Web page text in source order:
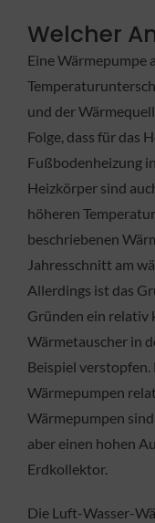
Welcher
Eine Wärmepumpe
und der
Folge, dass für das
Fußbodenheizung
Heizkörper sind
höheren
beschriebenen
Jahresschnitt am
Allerdings ist das
Gründen ein relativ
Wärmetauscher in
Beispiel verstopfen.
Wärmepumpen
Wärmepumpen
aber einen hohen
Erdkollektor.
Die Luft-Wasser-